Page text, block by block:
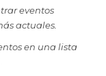
eventos
actuales.
en una lista